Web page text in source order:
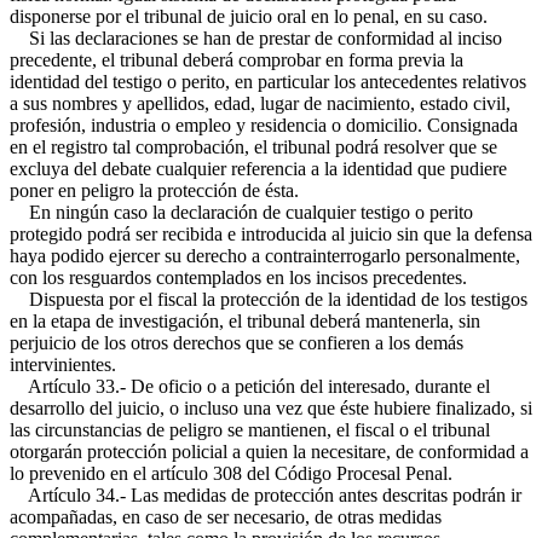
disponerse por el tribunal de juicio oral en lo penal, en su caso.
Si las declaraciones se han de prestar de conformidad al inciso
precedente, el tribunal deberá comprobar en forma previa la
identidad del testigo o perito, en particular los antecedentes relativos
a sus nombres y apellidos, edad, lugar de nacimiento, estado civil,
profesión, industria o empleo y residencia o domicilio. Consignada
en el registro tal comprobación, el tribunal podrá resolver que se
excluya del debate cualquier referencia a la identidad que pudiere
poner en peligro la protección de ésta.
En ningún caso la declaración de cualquier testigo o perito
protegido podrá ser recibida e introducida al juicio sin que la defensa
haya podido ejercer su derecho a contrainterrogarlo personalmente,
con los resguardos contemplados en los incisos precedentes.
Dispuesta por el fiscal la protección de la identidad de los testigos
en la etapa de investigación, el tribunal deberá mantenerla, sin
perjuicio de los otros derechos que se confieren a los demás
intervinientes.
Artículo 33.- De oficio o a petición del interesado, durante el
desarrollo del juicio, o incluso una vez que éste hubiere finalizado, si
las circunstancias de peligro se mantienen, el fiscal o el tribunal
otorgarán protección policial a quien la necesitare, de conformidad a
lo prevenido en el artículo 308 del Código Procesal Penal.
Artículo 34.- Las medidas de protección antes descritas podrán ir
acompañadas, en caso de ser necesario, de otras medidas